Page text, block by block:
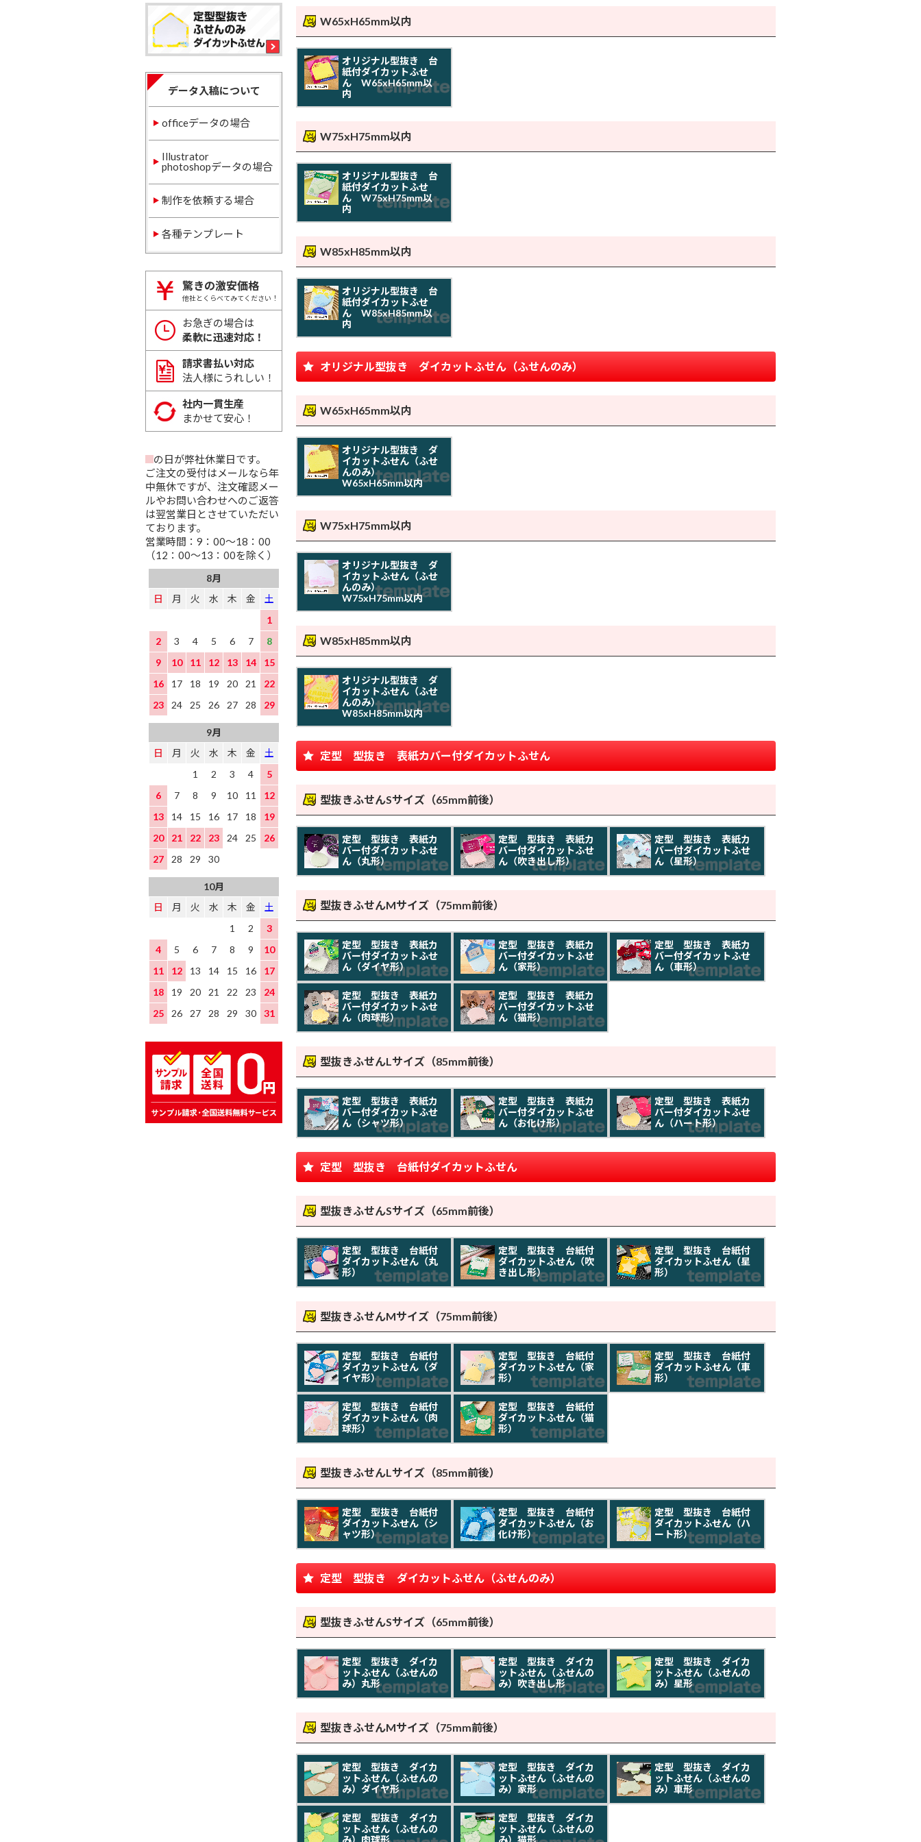
データ入稿について
officeデータの場合
Illustrator
photoshopデータの場合
制作を依頼する場合
各種テンプレート
驚きの激安価格
他社とくらべてみてください！
お急ぎの場合は
柔軟に迅速対応！
請求書払い対応
法人様にうれしい！
社内一貫生産
まかせて安心！
の日が弊社休業日です。
ご注文の受付はメールなら年
中無休ですが、注文確認メー
ルやお問い合わせへのご返答
は翌営業日とさせていただい
ております。
営業時間：9：00～18：00
（12：00～13：00を除く）
8月
日
月 火 水 木 金
土
1
2
3 4 5 6 7
8
9
10 11 12 13 14
15
16
17 18 19 20 21
22
23
24 25 26 27 28 29
9月
日
月 火 水 木 金
土
1
2 3 4
5
6
7 8 9 10 11
12
13
14 15 16 17 18
19
20
21 22 23 24 25
26
27
28 29 30
10月
日
月 火 水 木 金
土
1
2
3
4
5 6 7 8 9
10
11
12 13 14 15 16
17
18
19 20 21 22 23
24
25
26 27 28 29 30 31
W65xH65mm以内
オリジナル型抜き 台
紙付ダイカットふせ
ん W65xH65mm以
内
W75xH75mm以内
オリジナル型抜き 台
紙付ダイカットふせ
ん W75xH75mm以
内
W85xH85mm以内
オリジナル型抜き 台
紙付ダイカットふせ
ん W85xH85mm以
内
オリジナル型抜き ダイカットふせん（ふせんのみ）
W65xH65mm以内
オリジナル型抜き ダ
イカットふせん（ふせ
んのみ）
W65xH65mm以内
W75xH75mm以内
オリジナル型抜き ダ
イカットふせん（ふせ
んのみ）
W75xH75mm以内
W85xH85mm以内
オリジナル型抜き ダ
イカットふせん（ふせ
んのみ）
W85xH85mm以内
定型 型抜き 表紙カバー付ダイカットふせん
型抜きふせんSサイズ（65mm前後）
定型 型抜き 表紙カ
バー付ダイカットふせ
ん（丸形）
定型 型抜き 表紙カ
バー付ダイカットふせ
ん（吹き出し形）
定型 型抜き 表紙カ
バー付ダイカットふせ
ん（星形）
型抜きふせんMサイズ（75mm前後）
定型 型抜き 表紙カ
バー付ダイカットふせ
ん（ダイヤ形）
定型 型抜き 表紙カ
バー付ダイカットふせ
ん（家形）
定型 型抜き 表紙カ
バー付ダイカットふせ
ん（車形）
定型 型抜き 表紙カ
バー付ダイカットふせ
ん（肉球形）
定型 型抜き 表紙カ
バー付ダイカットふせ
ん（猫形）
型抜きふせんLサイズ（85mm前後）
定型 型抜き 表紙カ
バー付ダイカットふせ
ん（シャツ形）
定型 型抜き 表紙カ
バー付ダイカットふせ
ん（お化け形）
定型 型抜き 表紙カ
バー付ダイカットふせ
ん（ハート形）
定型 型抜き 台紙付ダイカットふせん
型抜きふせんSサイズ（65mm前後）
定型 型抜き 台紙付
ダイカットふせん（丸
形）
定型 型抜き 台紙付
ダイカットふせん（吹
き出し形）
定型 型抜き 台紙付
ダイカットふせん（星
形）
型抜きふせんMサイズ（75mm前後）
定型 型抜き 台紙付
ダイカットふせん（ダ
イヤ形）
定型 型抜き 台紙付
ダイカットふせん（家
形）
定型 型抜き 台紙付
ダイカットふせん（車
形）
定型 型抜き 台紙付
ダイカットふせん（肉
球形）
定型 型抜き 台紙付
ダイカットふせん（猫
形）
型抜きふせんLサイズ（85mm前後）
定型 型抜き 台紙付
ダイカットふせん（シ
ャツ形）
定型 型抜き 台紙付
ダイカットふせん（お
化け形）
定型 型抜き 台紙付
ダイカットふせん（ハ
ート形）
定型 型抜き ダイカットふせん（ふせんのみ）
型抜きふせんSサイズ（65mm前後）
定型 型抜き ダイカ
ットふせん（ふせんの
み）丸形
定型 型抜き ダイカ
ットふせん（ふせんの
み）吹き出し形
定型 型抜き ダイカ
ットふせん（ふせんの
み）星形
型抜きふせんMサイズ（75mm前後）
定型 型抜き ダイカ
ットふせん（ふせんの
み）ダイヤ形
定型 型抜き ダイカ
ットふせん（ふせんの
み）家形
定型 型抜き ダイカ
ットふせん（ふせんの
み）車形
定型 型抜き ダイカ
ットふせん（ふせんの
み）肉球形
定型 型抜き ダイカ
ットふせん（ふせんの
み）猫形